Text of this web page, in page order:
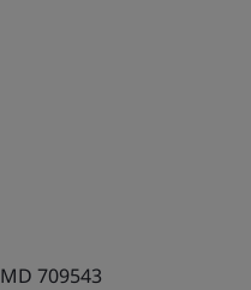
MD 709543